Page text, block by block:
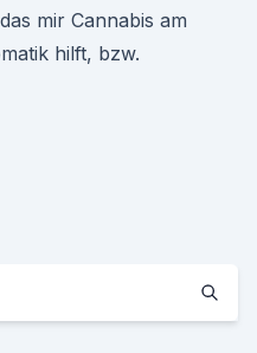
mir Cannabis am
hilft, bzw.